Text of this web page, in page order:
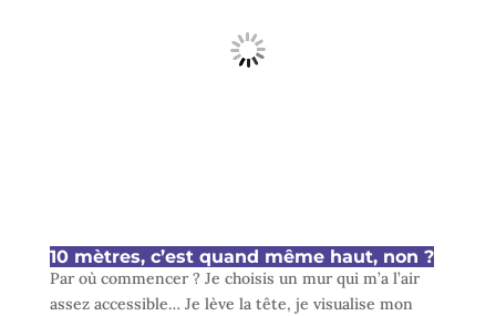
10 mètres, c’est quand même haut, non ?
Par où commencer ? Je choisis un mur qui m’a l’air
assez accessible… Je lève la tête, je visualise mon